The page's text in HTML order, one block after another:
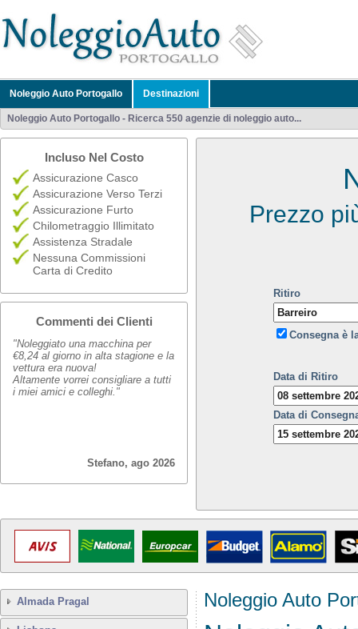
Noleggio Auto Portogallo Destinazioni
Noleggio Auto Portogallo - Ricerca 550 agenzie di noleggio auto...
Incluso Nel Costo
Assicurazione Casco
Assicurazione Verso Terzi
Assicurazione Furto
Chilometraggio Illimitato
Assistenza Stradale
Nessuna Commissioni
Carta di Credito
Commenti dei Clienti
"Noleggiato una macchina per
€8,24 al giorno in alta stagione e la
vettura era nuova!
Altamente vorrei consigliare a tutti
i miei amici e colleghi."
Stefano, ago 2026
Prezzo
Ritiro
Consegna è
Data di Ritiro
Data di
Almada Pragal Noleggio Auto